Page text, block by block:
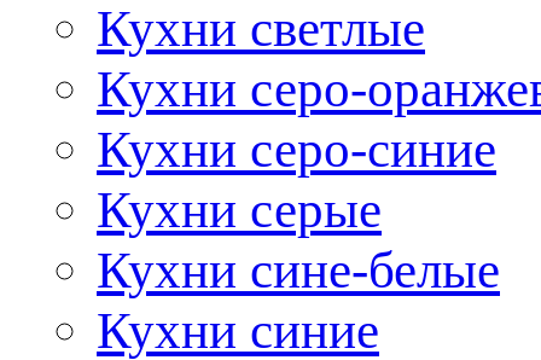
Кухни светлые
Кухни серо-
Кухни серо-синие
Кухни серые
Кухни сине-белые
Кухни синие